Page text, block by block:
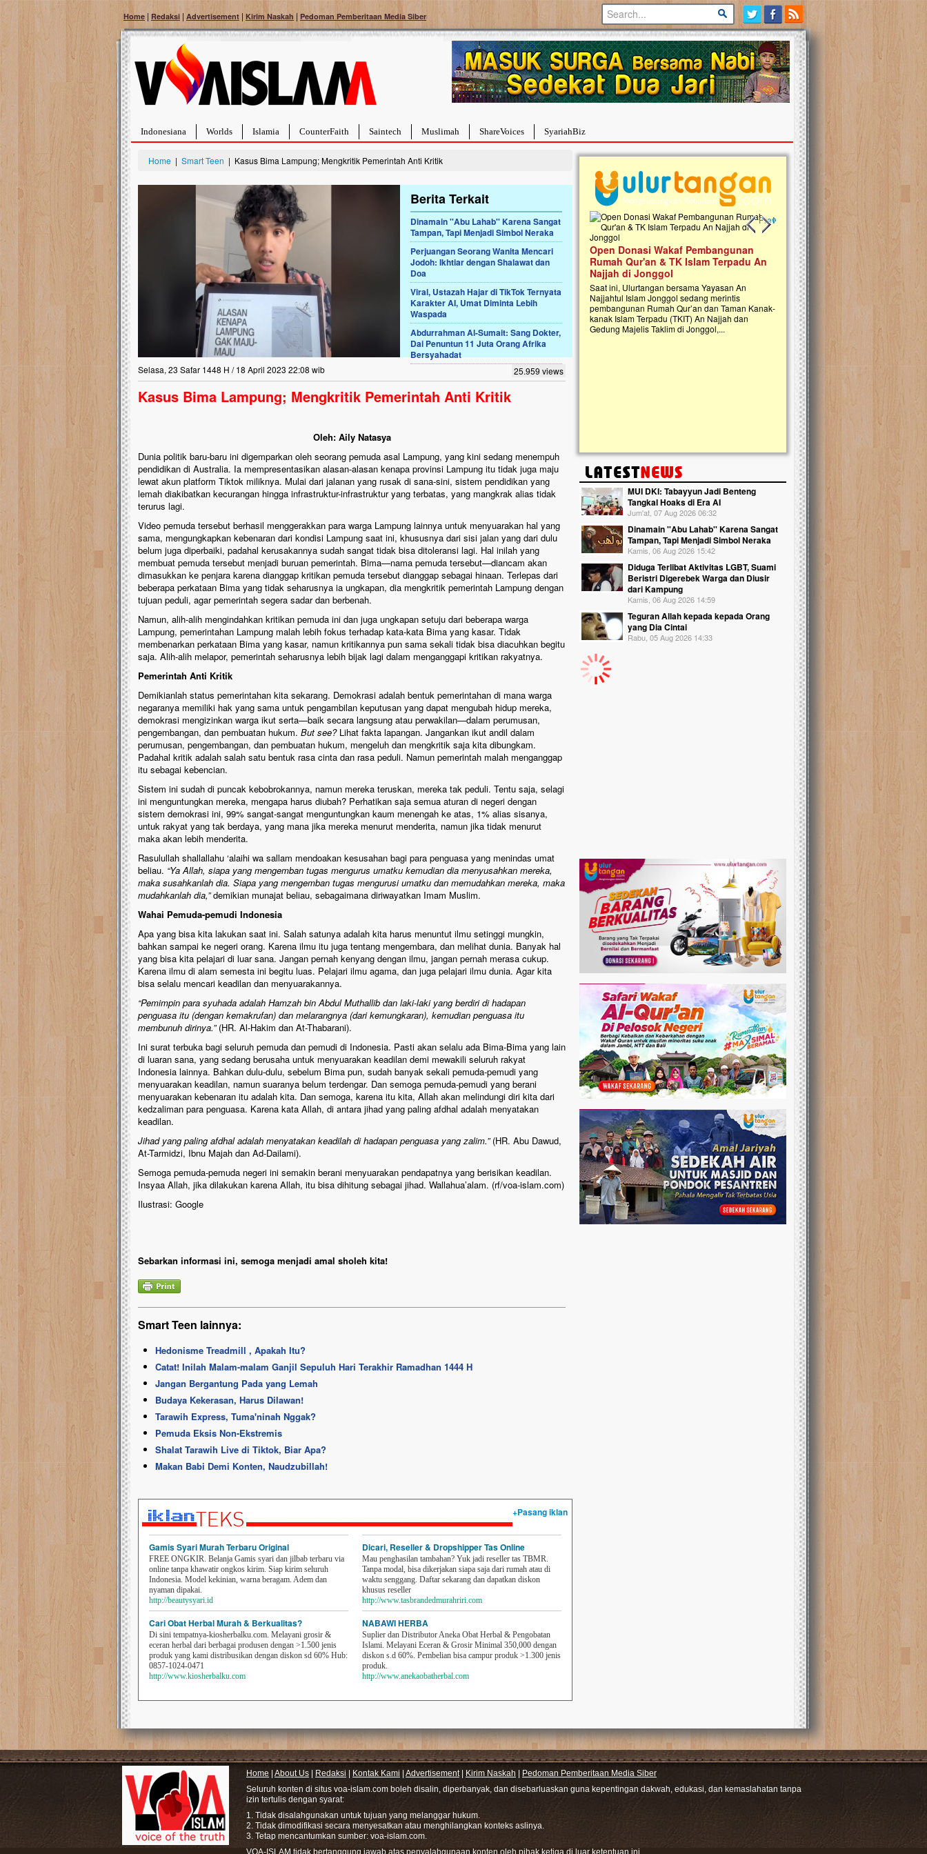
Home | Redaksi | Advertisement | Kirim Naskah | Pedoman Pemberitaan Media Siber
Indonesiana Worlds Islamia CounterFaith Saintech Muslimah ShareVoices SyariahBiz
Home | Smart Teen | Kasus Bima Lampung; Mengkritik Pemerintah Anti Kritik
Berita Terkait
Dinamain ''Abu Lahab'' Karena Sangat
Tampan, Tapi Menjadi Simbol Neraka
Perjuangan Seorang Wanita Mencari
Jodoh: Ikhtiar dengan Shalawat dan
Doa
Viral, Ustazah Hajar di TikTok Ternyata
Karakter AI, Umat Diminta Lebih
Waspada
Abdurrahman Al-Sumait: Sang Dokter,
Dai Penuntun 11 Juta Orang Afrika
Bersyahadat
Selasa, 23 Safar 1448 H / 18 April 2023 22:08 wib 25.959 views
Kasus Bima Lampung; Mengkritik Pemerintah Anti Kritik
Oleh: Aily Natasya
Dunia politik baru-baru ini digemparkan oleh seorang pemuda asal Lampung, yang kini sedang menempuh
pendidikan di Australia. Ia mempresentasikan alasan-alasan kenapa provinsi Lampung itu tidak juga maju
lewat akun platform Tiktok miliknya. Mulai dari jalanan yang rusak di sana-sini, sistem pendidikan yang
lemah diakibatkan kecurangan hingga infrastruktur-infrastruktur yang terbatas, yang mangkrak alias tidak
terurus lagi.
Video pemuda tersebut berhasil menggerakkan para warga Lampung lainnya untuk menyuarakan hal yang
sama, mengungkapkan kebenaran dari kondisi Lampung saat ini, khususnya dari sisi jalan yang dari dulu
belum juga diperbaiki, padahal kerusakannya sudah sangat tidak bisa ditoleransi lagi. Hal inilah yang
membuat pemuda tersebut menjadi buruan pemerintah. Bima—nama pemuda tersebut—diancam akan
dimasukkan ke penjara karena dianggap kritikan pemuda tersebut dianggap sebagai hinaan. Terlepas dari
beberapa perkataan Bima yang tidak seharusnya ia ungkapan, dia mengkritik pemerintah Lampung dengan
tujuan peduli, agar pemerintah segera sadar dan berbenah.
Namun, alih-alih mengindahkan kritikan pemuda ini dan juga ungkapan setuju dari beberapa warga
Lampung, pemerintahan Lampung malah lebih fokus terhadap kata-kata Bima yang kasar. Tidak
membenarkan perkataan Bima yang kasar, namun kritikannya pun sama sekali tidak bisa diacuhkan begitu
saja. Alih-alih melapor, pemerintah seharusnya lebih bijak lagi dalam menganggapi kritikan rakyatnya.
Pemerintah Anti Kritik
Demikianlah status pemerintahan kita sekarang. Demokrasi adalah bentuk pemerintahan di mana warga
negaranya memiliki hak yang sama untuk pengambilan keputusan yang dapat mengubah hidup mereka,
demokrasi mengizinkan warga ikut serta—baik secara langsung atau perwakilan—dalam perumusan,
pengembangan, dan pembuatan hukum. But see?Lihat fakta lapangan. Jangankan ikut andil dalam
perumusan, pengembangan, dan pembuatan hukum, mengeluh dan mengkritik saja kita dibungkam.
Padahal kritik adalah salah satu bentuk rasa cinta dan rasa peduli. Namun pemerintah malah menganggap
itu sebagai kebencian.
Sistem ini sudah di puncak kebobrokannya, namun mereka teruskan, mereka tak peduli. Tentu saja, selagi
ini menguntungkan mereka, mengapa harus diubah? Perhatikan saja semua aturan di negeri dengan
sistem demokrasi ini, 99% sangat-sangat menguntungkan kaum menengah ke atas, 1% alias sisanya,
untuk rakyat yang tak berdaya, yang mana jika mereka menurut menderita, namun jika tidak menurut
maka akan lebih menderita.
Rasulullah shallallahu ‘alaihi wa sallam mendoakan kesusahan bagi para penguasa yang menindas umat
beliau. “Ya Allah, siapa yang mengemban tugas mengurus umatku kemudian dia menyusahkan mereka,
maka susahkanlah dia. Siapa yang mengemban tugas mengurusi umatku dan memudahkan mereka, maka
mudahkanlah dia,”demikian munajat beliau, sebagaimana diriwayatkan Imam Muslim.
Wahai Pemuda-pemudi Indonesia
Apa yang bisa kita lakukan saat ini. Salah satunya adalah kita harus menuntut ilmu setinggi mungkin,
bahkan sampai ke negeri orang. Karena ilmu itu juga tentang mengembara, dan melihat dunia. Banyak hal
yang bisa kita pelajari di luar sana. Jangan pernah kenyang dengan ilmu, jangan pernah merasa cukup.
Karena ilmu di alam semesta ini begitu luas. Pelajari ilmu agama, dan juga pelajari ilmu dunia. Agar kita
bisa selalu mencari keadilan dan menyuarakannya.
“Pemimpin para syuhada adalah Hamzah bin Abdul Muthallib dan laki-laki yang berdiri di hadapan
penguasa itu (dengan kemakrufan) dan melarangnya (dari kemungkaran), kemudian penguasa itu
membunuh dirinya.”(HR. Al-Hakim dan At-Thabarani).
Ini surat terbuka bagi seluruh pemuda dan pemudi di Indonesia. Pasti akan selalu ada Bima-Bima yang lain
di luaran sana, yang sedang berusaha untuk menyuarakan keadilan demi mewakili seluruh rakyat
Indonesia lainnya. Bahkan dulu-dulu, sebelum Bima pun, sudah banyak sekali pemuda-pemudi yang
menyuarakan keadilan, namun suaranya belum terdengar. Dan semoga pemuda-pemudi yang berani
menyuarakan kebenaran itu adalah kita. Dan semoga, karena itu kita, Allah akan melindungi diri kita dari
kedzaliman para penguasa. Karena kata Allah, di antara jihad yang paling afdhal adalah menyatakan
keadilan.
Jihad yang paling afdhal adalah menyatakan keadilah di hadapan penguasa yang zalim.”(HR. Abu Dawud,
At-Tarmidzi, Ibnu Majah dan Ad-Dailami).
Semoga pemuda-pemuda negeri ini semakin berani menyuarakan pendapatnya yang berisikan keadilan.
Insyaa Allah, jika dilakukan karena Allah, itu bisa dihitung sebagai jihad. Wallahua’alam. (rf/voa-islam.com)
Ilustrasi: Google
Sebarkan informasi ini, semoga menjadi amal sholeh kita!
Smart Teen lainnya:
Hedonisme Treadmill , Apakah Itu?
Catat! Inilah Malam-malam Ganjil Sepuluh Hari Terakhir Ramadhan 1444 H
Jangan Bergantung Pada yang Lemah
Budaya Kekerasan, Harus Dilawan!
Tarawih Express, Tuma'ninah Nggak?
Pemuda Eksis Non-Ekstremis
Shalat Tarawih Live di Tiktok, Biar Apa?
Makan Babi Demi Konten, Naudzubillah!
+Pasang iklan
Gamis Syari Murah Terbaru Original
FREE ONGKIR. Belanja Gamis syari dan jilbab terbaru via
online tanpa khawatir ongkos kirim. Siap kirim seluruh
Indonesia. Model kekinian, warna beragam. Adem dan
nyaman dipakai.
http://beautysyari.id
Cari Obat Herbal Murah & Berkualitas?
Di sini tempatnya-kiosherbalku.com. Melayani grosir &
eceran herbal dari berbagai produsen dengan >1.500 jenis
produk yang kami distribusikan dengan diskon sd 60% Hub:
0857-1024-0471
http://www.kiosherbalku.com
Dicari, Reseller & Dropshipper Tas Online
Mau penghasilan tambahan? Yuk jadi reseller tas TBMR.
Tanpa modal, bisa dikerjakan siapa saja dari rumah atau di
waktu senggang. Daftar sekarang dan dapatkan diskon
khusus reseller
http://www.tasbrandedmurahriri.com
NABAWI HERBA
Suplier dan Distributor Aneka Obat Herbal & Pengobatan
Islami. Melayani Eceran & Grosir Minimal 350,000 dengan
diskon s.d 60%. Pembelian bisa campur produk >1.300 jenis
produk.
http://www.anekaobatherbal.com
Previous slide
Next slide
Bantu Naura, Balita Hebat Sembuh Dari
Tumor Pembuluh Darah
Hidup Naura Salsabila dipenuhi dengan
rintangan yang sangat berat. Meskipun baru
berusia sepuluh bulan, bayi yang imut ini harus
menghadapi penyakit yang dahsyat, yaitu tumor
pembuluh darah berukuran...
Lima Tahun Mangkrak, Masjid di
Pelosok ini Mengenaskan. Ayo Bantu.!!
Nasib masjid di Kampung Cilumbu ini sungguh
mengenaskan. Lima tahun mangkrak, kini nyaris
berlumut, dan menghitam terpapar panas dan
Palestina Masih Berduka, Ayo Ulurkan
Tangan Bantu Mereka
Sahabat, Ulurtangan mari kirimkan dukungan
terbaikmu untuk warga Palestina di Gaza demi
menguatkan mereka menghadapi situasi
mencekam ini. Mari dukung mereka dengan
berdonasi dengan cara:...
Open Donasi Wakaf Pembangunan
Rumah Qur'an & TK Islam Terpadu An
Najjah di Jonggol
Saat ini, Ulurtangan bersama Yayasan An
Najjahtul Islam Jonggol sedang merintis
pembangunan Rumah Qur’an dan Taman Kanak-
kanak Islam Terpadu (TKIT) An Najjah dan
Gedung Majelis Taklim di Jonggol,...
Ulurtangan Bersama PDUI Kota
Safari Wakaf Qur'an dan Tebar
Sembako ke Pelosok Negeri
Mari bergabung dalam memperkuat jaringan
kebaikan di pelosok negeri dengan Wakaf
Qur'an. Jangan ragu untuk menjadi bagian
kebaikan ini. Abadikan harta dengan wakaf
Qur'an dan saksikan...
MUI DKI: Tabayyun Jadi Benteng
Tangkal Hoaks di Era AI
Jum'at, 07 Aug 2026 06:32
Dinamain ''Abu Lahab'' Karena Sangat
Tampan, Tapi Menjadi Simbol Neraka
Kamis, 06 Aug 2026 15:42
Diduga Terlibat Aktivitas LGBT, Suami
Beristri Digerebek Warga dan Diusir
dari Kampung
Kamis, 06 Aug 2026 14:59
Teguran Allah kepada kepada Orang
yang Dia Cintai
Rabu, 05 Aug 2026 14:33
Home About Us Redaksi Kontak Kami Advertisement| Kirim Naskah
Pedoman Pemberitaan Media Siber
Seluruh konten di situs voa-islam.com boleh disalin, diperbanyak, dan disebarluaskan guna kepentingan dakwah, edukasi, dan kemaslahatan tanpa
izin tertulis dengan syarat:
1. Tidak disalahgunakan untuk tujuan yang melanggar hukum.
2. Tidak dimodifikasi secara menyesatkan atau menghilangkan konteks aslinya.
3. Tetap mencantumkan sumber: voa-islam.com.
VOA-ISLAM tidak bertanggung jawab atas penyalahgunaan konten oleh pihak ketiga di luar ketentuan ini.